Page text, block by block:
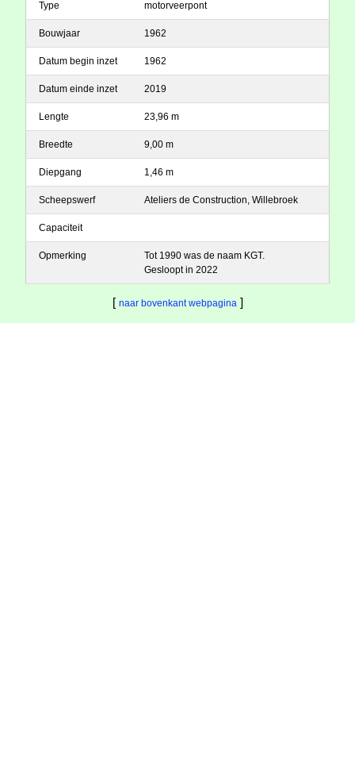
Type motorveerpont
Bouwjaar 1962
Datum begin inzet 1962
Datum einde inzet 2019
Lengte 23,96 m
Breedte 9,00 m
Diepgang 1,46 m
Scheepswerf Ateliers de Construction, Willebroek
Capaciteit
Opmerking
Tot 1990 was de naam KGT.
Gesloopt in 2022
[ naar bovenkant webpagina ]